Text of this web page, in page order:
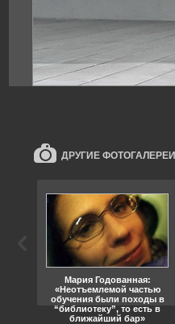
ДРУГИЕ ФОТОГАЛЕРЕИ
Мария Годованная:
«Неотъемлемой частью
обучения были походы в
“библиотеку”, то есть в
ближайший бар»